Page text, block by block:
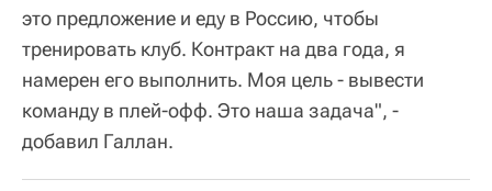
это предложение и еду в Россию, чтобы
тренировать клуб. Контракт на два года, я
намерен его выполнить. Моя цель - вывести
команду в плей-офф. Это наша задача", -
добавил Галлан.